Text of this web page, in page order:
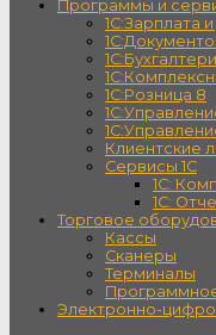
Программы и
1С:Зарплата
1С:Розница 8
Клиентские
Сервисы 1С
1С:
1С:
Торговое
Кассы
Сканеры
Терминалы
Электронно-